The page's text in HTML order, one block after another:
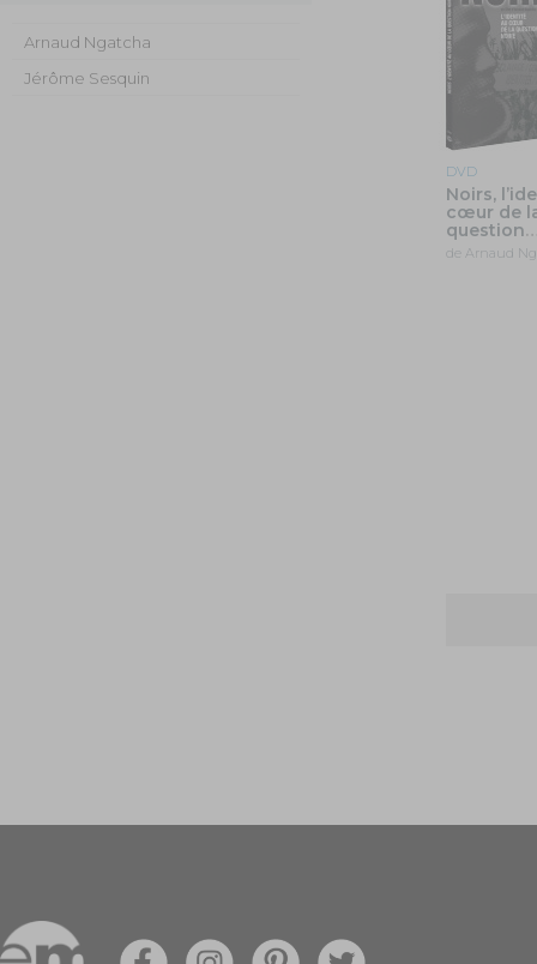
Arnaud Ngatcha
Jérôme Sesquin
DVD
Noirs,
cœur de
question
de Arnaud